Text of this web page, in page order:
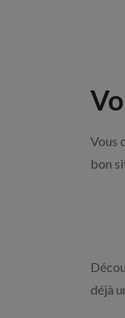
Vous
bon
déjà